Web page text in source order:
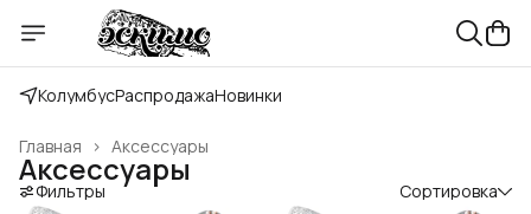
КолумбусРаспродажаНовинки
Аксессуары
Главная ›
Аксессуары
Фильтры Сортировка